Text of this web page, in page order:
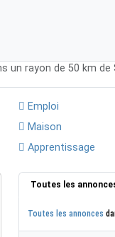
un rayon de 50 km de
Emploi
Maison
Apprentissage
Toutes les
Toutes les annonces